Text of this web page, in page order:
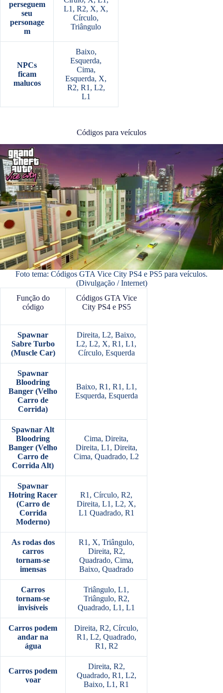
perseguem
seu
personage
m
L1, R2, X, X,
Círculo,
Triângulo
NPCs
ficam
malucos
Baixo,
Esquerda,
Cima,
Esquerda, X,
R2, R1, L2,
L1
Códigos para veículos
Foto tema: Códigos GTA Vice City PS4 e PS5 para veículos.
(Divulgação / Internet)
Função do
código
Códigos GTA Vice
City PS4 e PS5
Spawnar
Sabre Turbo
(Muscle Car)
Direita, L2, Baixo,
L2, L2, X, R1, L1,
Círculo, Esquerda
Spawnar
Bloodring
Banger (Velho
Carro de
Corrida)
Baixo, R1, R1, L1,
Esquerda, Esquerda
Spawnar Alt
Bloodring
Banger (Velho
Carro de
Corrida Alt)
Cima, Direita,
Direita, L1, Direita,
Cima, Quadrado, L2
Spawnar
Hotring Racer
(Carro de
Corrida
Moderno)
R1, Círculo, R2,
Direita, L1, L2, X,
L1 Quadrado, R1
As rodas dos
carros
tornam-se
imensas
R1, X, Triângulo,
Direita, R2,
Quadrado, Cima,
Baixo, Quadrado
Carros
tornam-se
invisíveis
Triângulo, L1,
Triângulo, R2,
Quadrado, L1, L1
Carros podem
andar na
água
Direita, R2, Círculo,
R1, L2, Quadrado,
R1, R2
Carros podem
voar
Direita, R2,
Quadrado, R1, L2,
Baixo, L1, R1